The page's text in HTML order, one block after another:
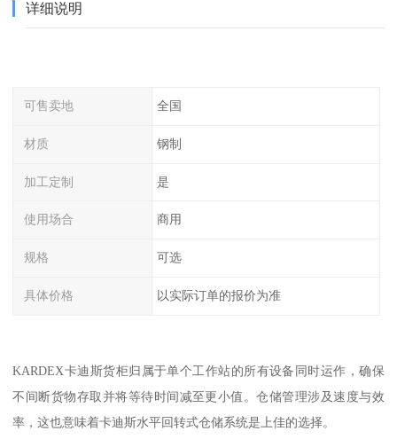
详细说明
可售卖地 全国
材质 钢制
加工定制 是
使用场合 商用
规格 可选
具体价格 以实际订单的报价为准
KARDEX卡迪斯货柜归属于单个工作站的所有设备同时运作，确保
不间断货物存取并将等待时间减至更小值。仓储管理涉及速度与效
率，这也意味着卡迪斯水平回转式仓储系统是上佳的选择。